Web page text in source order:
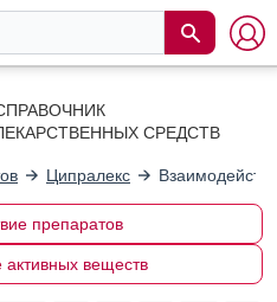
СРЕДСТВ
Ципралекс
препаратов
активных веществ